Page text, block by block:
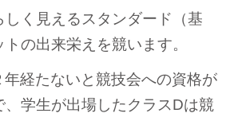
しく見えるスタンダード（基
の出来栄えを競います。
経たないと競技会への資格が
学生が出場したクラスDは競